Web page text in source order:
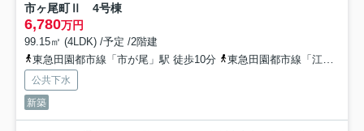
市ヶ尾町Ⅱ 4号棟
6,780万円
99.15㎡ (4LDK) /予定 /2階建
東急田園都市線「市が尾」駅 徒歩10分
東急田園都市線「江田」駅 徒歩23分
公共下水
新築